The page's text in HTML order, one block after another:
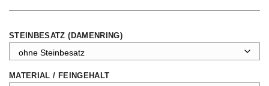
STEINBESATZ (DAMENRING)
MATERIAL / FEINGEHALT